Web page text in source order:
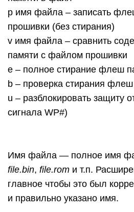
p имя файла – записать
прошивки (без стирания)
v имя файла – сравнить
памяти с файлом прошивки
e – полное стирание флеш
b – проверка стирания
u – разблокировать защиту
сигнала WP#)
Имя файла — полное имя
file.bin, file.rom и т.п.
главное чтобы это был
и правильно указано имя.